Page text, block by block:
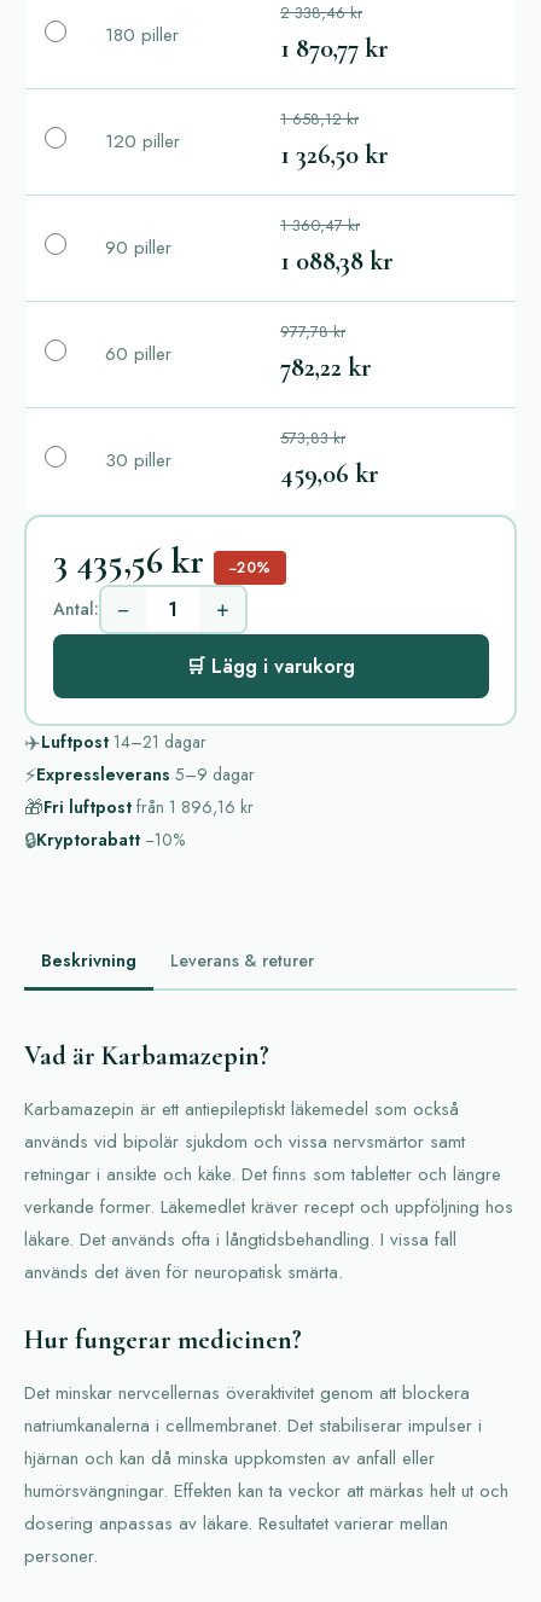
180 piller
2 338,46 kr
1 870,77 kr
120 piller
1 658,12 kr
1 326,50 kr
90 piller
1 360,47 kr
1 088,38 kr
60 piller
977,78 kr
782,22 kr
30 piller
573,83 kr
459,06 kr
3 435,56 kr −20%
Antal: − +
🛒 Lägg i varukorg
✈️Luftpost 14–21 dagar
⚡Expressleverans 5–9 dagar
🎁Fri luftpost från 1 896,16 kr
🔒Kryptorabatt −10%
Beskrivning Leverans & returer
Vad är Karbamazepin?
Karbamazepin är ett antiepileptiskt läkemedel som också
används vid bipolär sjukdom och vissa nervsmärtor samt
retningar i ansikte och käke. Det finns som tabletter och längre
verkande former. Läkemedlet kräver recept och uppföljning hos
läkare. Det används ofta i långtidsbehandling. I vissa fall
används det även för neuropatisk smärta.
Hur fungerar medicinen?
Det minskar nervcellernas överaktivitet genom att blockera
natriumkanalerna i cellmembranet. Det stabiliserar impulser i
hjärnan och kan då minska uppkomsten av anfall eller
humörsvängningar. Effekten kan ta veckor att märkas helt ut och
dosering anpassas av läkare. Resultatet varierar mellan
personer.